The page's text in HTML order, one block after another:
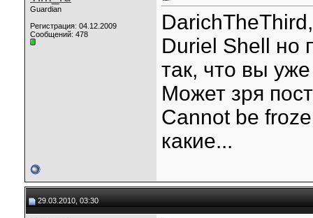
Guardian
Регистрация: 04.12.2009
Сообщений: 478
Duriel Shell но
так, что вы
Может зря
Сannot be
какие...
29.03.2010, 03:30